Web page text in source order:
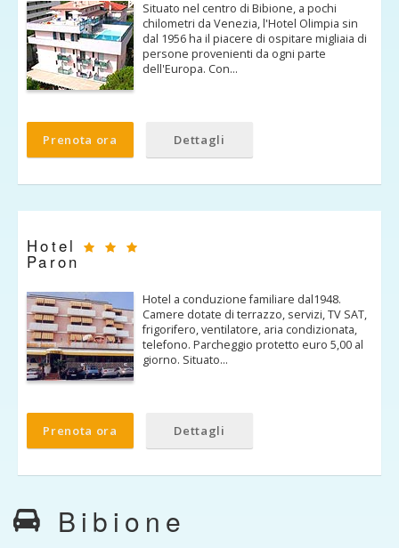
Situato nel centro di Bibione, a pochi
chilometri da Venezia, l'Hotel Olimpia sin
dal 1956 ha il piacere di ospitare migliaia di
persone provenienti da ogni parte
dell'Europa. Con…
Prenota ora Dettagli
Hotel
Paron
Hotel a conduzione familiare dal1948.
Camere dotate di terrazzo, servizi, TV SAT,
frigorifero, ventilatore, aria condizionata,
telefono. Parcheggio protetto euro 5,00 al
giorno. Situato…
Prenota ora Dettagli
Bibione